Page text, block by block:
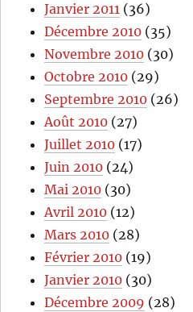
Janvier 2011 (36)
Décembre 2010 (35)
Novembre 2010 (30)
Octobre 2010 (29)
Septembre 2010 (26)
Août 2010 (27)
Juillet 2010 (17)
Juin 2010 (24)
Mai 2010 (30)
Avril 2010 (12)
Mars 2010 (28)
Février 2010 (19)
Janvier 2010 (30)
Décembre 2009 (28)